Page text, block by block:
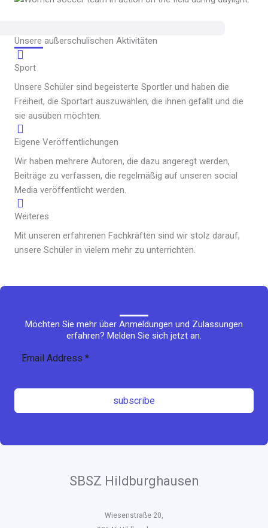
Unsere außerschulischen Aktivitäten
Sport
Unsere Schüler sind begeisterte Sportler und haben die
Freiheit, die Sportart auszuwählen, die ihnen gefällt und die
sie ausüben möchten.
Eigene Veröffentlichungen
Wir haben mehrere Autoren, die dazu angeregt werden,
Beiträge zu verfassen, die regelmäßig auf unseren social
Media veröffentlicht werden.
Weiteres
Mit unseren erfahrenen Fachkräften sind wir stolz darauf,
unsere Schüler in vielem mehr zu unterrichten.
Möchten Sie mehr über Anmeldungen und Zulassungen
erfahren? Melden Sie sich jetzt an.
subscribe
SBSZ Hildburghausen
Wiesenstraße 20,